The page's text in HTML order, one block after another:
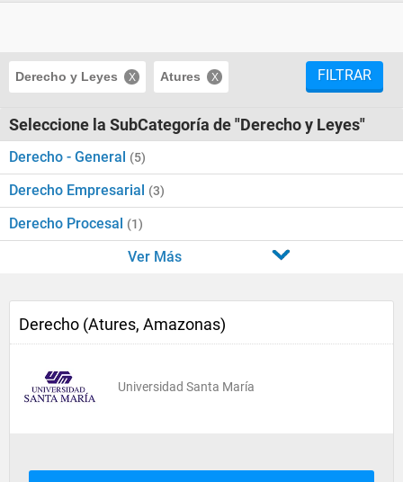
Derecho y Leyes Atures FILTRAR
Seleccione la SubCategoría de "Derecho y Leyes"
Derecho - General (5)
Derecho Empresarial (3)
Derecho Procesal (1)
Ver Más
Derecho (Atures, Amazonas)
Universidad Santa María